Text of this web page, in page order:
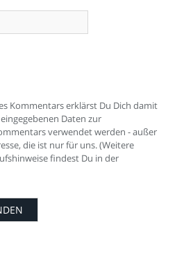
Kommentars erklärst Du Dich damit
Daten zur
verwendet werden - außer
die ist nur für uns. (Weitere
findest Du in der